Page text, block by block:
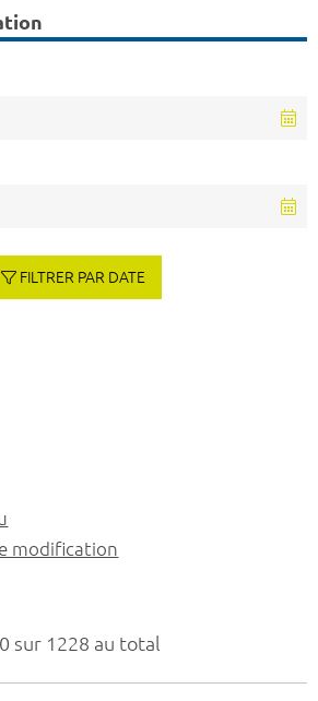
sur 1228 au total
FILTRER PAR DATE
modification